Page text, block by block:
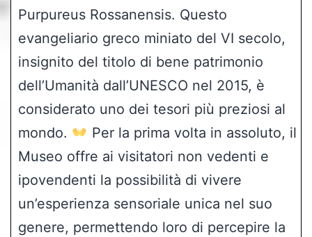
Purpureus Rossanensis. Questo
evangeliario greco miniato del VI secolo,
insignito del titolo di bene patrimonio
dell’Umanità dall’UNESCO nel 2015, è
considerato uno dei tesori più preziosi al
mondo.
Per la prima volta in assoluto, il
Museo offre ai visitatori non vedenti e
ipovendenti la possibilità di vivere
un’esperienza sensoriale unica nel suo
genere, permettendo loro di percepire la